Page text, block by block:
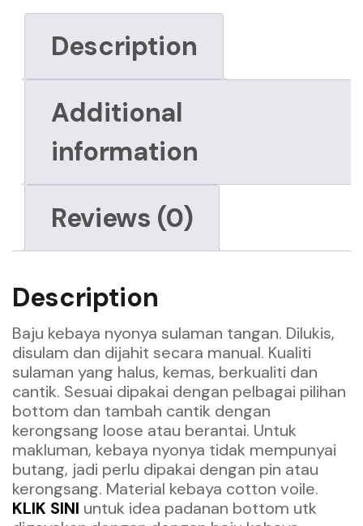
Description
Additional
information
Reviews (0)
Description
Baju kebaya nyonya sulaman tangan. Dilukis,
disulam dan dijahit secara manual. Kualiti
sulaman yang halus, kemas, berkualiti dan
cantik. Sesuai dipakai dengan pelbagai pilihan
bottom dan tambah cantik dengan
kerongsang loose atau berantai. Untuk
makluman, kebaya nyonya tidak mempunyai
butang, jadi perlu dipakai dengan pin atau
kerongsang. Material kebaya cotton voile.
KLIK SINI untuk idea padanan bottom utk